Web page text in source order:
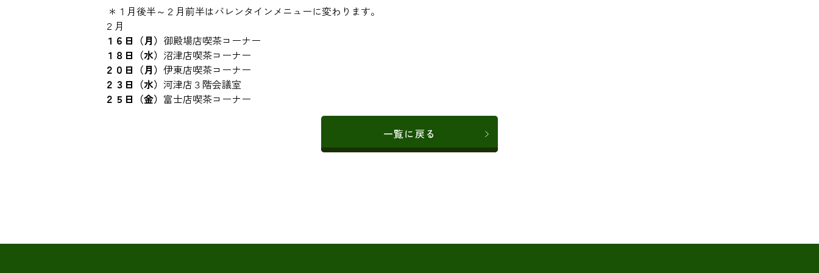
＊１月後半～２月前半はバレンタインメニューに変わります。
２月
１６日（月） 御殿場店喫茶コーナー
１８日（水） 沼津店喫茶コーナー
２０日（月） 伊東店喫茶コーナー
２３日（水） 河津店３階会議室
２５日（金） 富士店喫茶コーナー
一覧に戻る